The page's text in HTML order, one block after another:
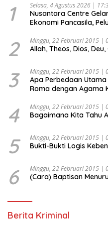
1 Selasa, 4 Agustus 2026 |
Nusantara Centre
Ekonomi Pancasila,
Ekonomi Politik
“Urgensi Undang-
Indonesia Emas 2045”,
2 Minggu, 22 Februari 2015 |
Allah, Theos, Dios,
3 Minggu, 22 Februari 2015 |
Apa Perbedaan
Roma dengan Agama
4 Minggu, 22 Februari 2015 |
Bagaimana Kita Tahu
5 Minggu, 22 Februari 2015 |
Bukti-Bukti Logis
6 Minggu, 22 Februari 2015 |
(Cara) Baptisan
Berita Kriminal